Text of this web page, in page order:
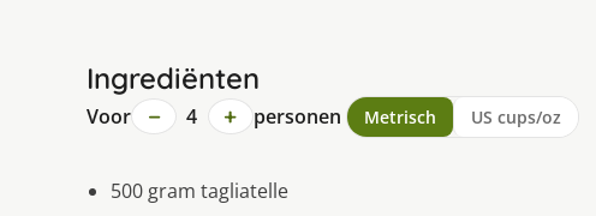
Ingrediënten
Voor − 4 + personen Metrisch US cups/oz
500 gram tagliatelle